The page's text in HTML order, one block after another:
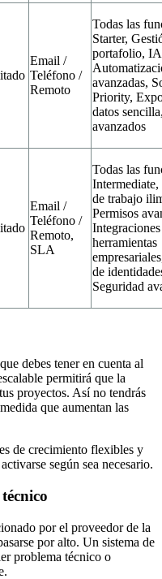
Email /
Teléfono /
Remoto
Todas las
Starter,
portafolio,
avanzadas,
Priority,
datos
avanzados
Email /
Teléfono /
Remoto,
SLA
Todas las
Intermediate,
de trabajo
Permisos
herramientas
de
Seguridad
debes tener en cuenta al
permitirá que la
proyectos. Así no tendrás
que aumentan las
de crecimiento flexibles y
según sea necesario.
por el proveedor de la
por alto. Un sistema de
problema técnico o